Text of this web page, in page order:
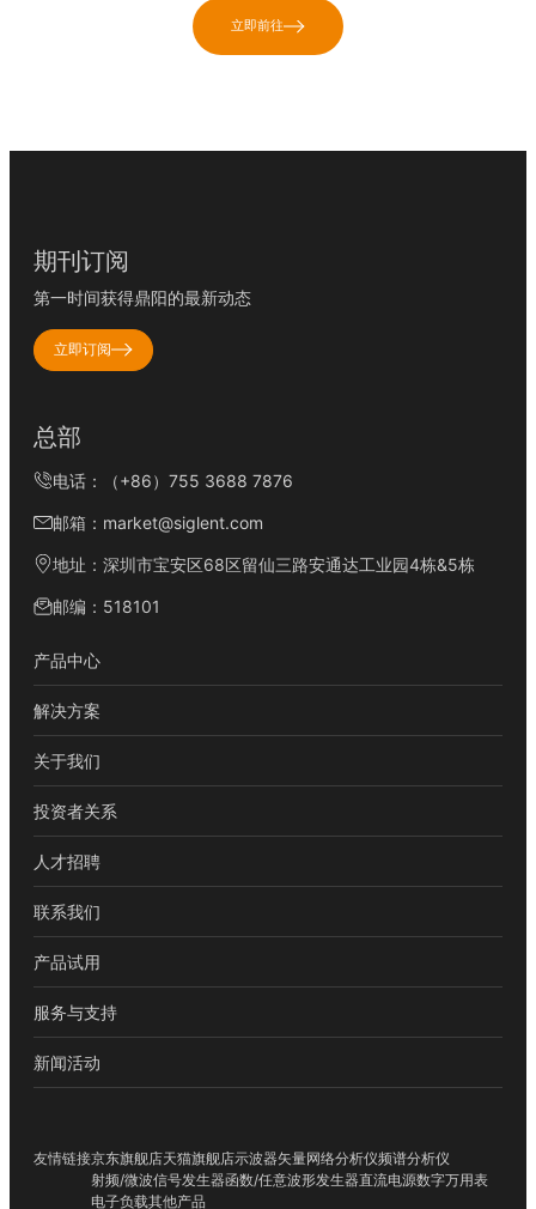
立即前往
期刊订阅
第一时间获得鼎阳的最新动态
立即订阅
总部
电话：（+86）755 3688 7876
邮箱：market@siglent.com
地址：深圳市宝安区68区留仙三路安通达工业园4栋&5栋
邮编：518101
产品中心
解决方案
关于我们
投资者关系
人才招聘
联系我们
产品试用
服务与支持
新闻活动
友情链接京东旗舰店天猫旗舰店示波器矢量网络分析仪频谱分析仪
射频/微波信号发生器函数/任意波形发生器直流电源数字万用表
电子负载其他产品